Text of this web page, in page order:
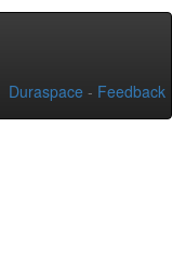
Duraspace - Feedback